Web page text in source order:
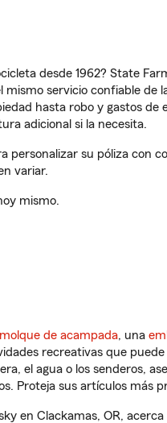
desde 1962? State
servicio confiable de
hasta robo y gastos de
adicional si la necesita.
personalizar su póliza con
variar.
mismo.
de acampada, una
recreativas que
el agua o los senderos,
Proteja sus artículos más
en Clackamas, OR,